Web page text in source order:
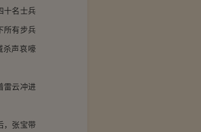
十名士兵
所有步兵
杀声哀嚎
雷云冲进
，张宝带